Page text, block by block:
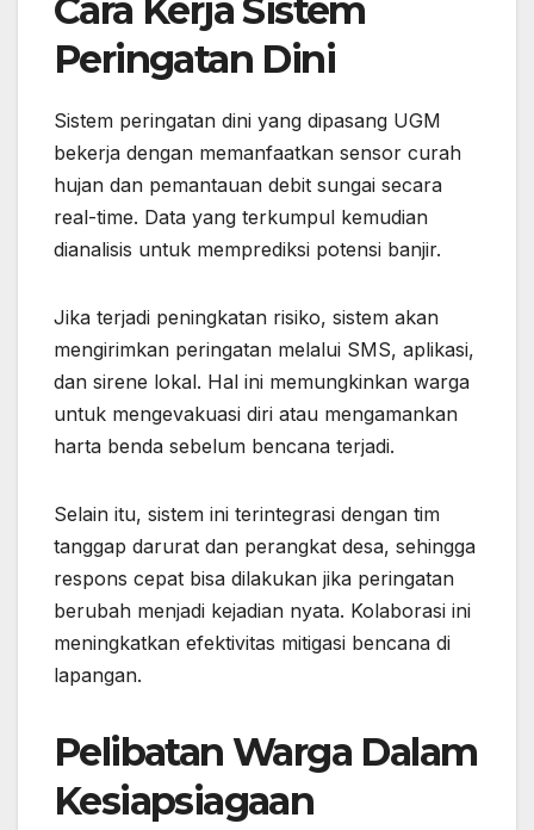
Cara Kerja Sistem
Peringatan Dini
Sistem peringatan dini yang dipasang UGM
bekerja dengan memanfaatkan sensor curah
hujan dan pemantauan debit sungai secara
real-time. Data yang terkumpul kemudian
dianalisis untuk memprediksi potensi banjir.
Jika terjadi peningkatan risiko, sistem akan
mengirimkan peringatan melalui SMS, aplikasi,
dan sirene lokal. Hal ini memungkinkan warga
untuk mengevakuasi diri atau mengamankan
harta benda sebelum bencana terjadi.
Selain itu, sistem ini terintegrasi dengan tim
tanggap darurat dan perangkat desa, sehingga
respons cepat bisa dilakukan jika peringatan
berubah menjadi kejadian nyata. Kolaborasi ini
meningkatkan efektivitas mitigasi bencana di
lapangan.
Pelibatan Warga Dalam
Kesiapsiagaan